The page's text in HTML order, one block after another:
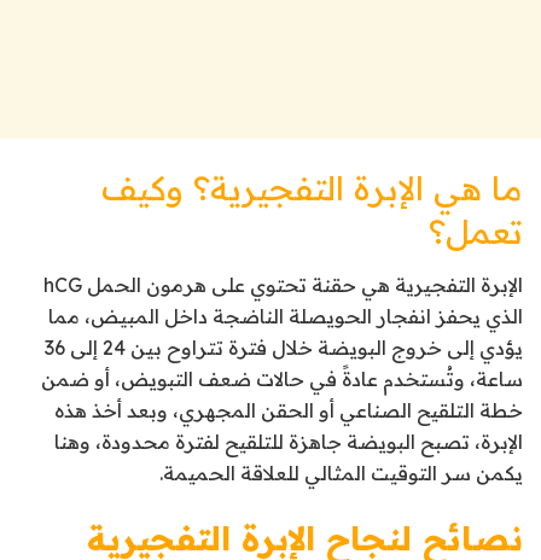
ما هي الإبرة التفجيرية؟ وكيف
تعمل؟
الإبرة التفجيرية هي حقنة تحتوي على هرمون الحمل hCG
الذي يحفز انفجار الحويصلة الناضجة داخل المبيض، مما
يؤدي إلى خروج البويضة خلال فترة تتراوح بين 24 إلى 36
ساعة، وتُستخدم عادةً في حالات ضعف التبويض، أو ضمن
خطة التلقيح الصناعي أو الحقن المجهري، وبعد أخذ هذه
الإبرة، تصبح البويضة جاهزة للتلقيح لفترة محدودة، وهنا
يكمن سر التوقيت المثالي للعلاقة الحميمة.
نصائح لنجاح الإبرة التفجيرية